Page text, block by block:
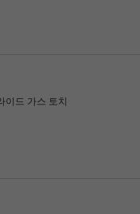
이드 가스 토치